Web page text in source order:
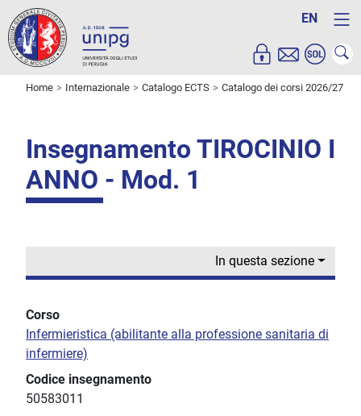
EN
Home Internazionale Catalogo ECTS Catalogo dei corsi 2026/27
Insegnamento TIROCINIO I
ANNO - Mod. 1
In questa sezione
Corso
Infermieristica (abilitante alla professione sanitaria di
infermiere)
Codice insegnamento
50583011